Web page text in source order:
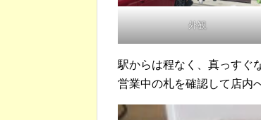
外観
駅からは程なく、真っすぐ
営業中の札を確認して店内へ